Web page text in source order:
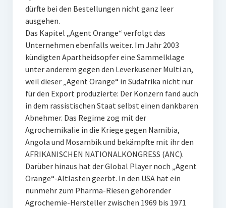
dürfte bei den Bestellungen nicht ganz leer
ausgehen.
Das Kapitel „Agent Orange“ verfolgt das
Unternehmen ebenfalls weiter. Im Jahr 2003
kündigten Apartheidsopfer eine Sammelklage
unter anderem gegen den Leverkusener Multi an,
weil dieser „Agent Orange“ in Südafrika nicht nur
für den Export produzierte: Der Konzern fand auch
in dem rassistischen Staat selbst einen dankbaren
Abnehmer. Das Regime zog mit der
Agrochemikalie in die Kriege gegen Namibia,
Angola und Mosambik und bekämpfte mit ihr den
AFRIKANISCHEN NATIONALKONGRESS (ANC).
Darüber hinaus hat der Global Player noch „Agent
Orange“-Altlasten geerbt. In den USA hat ein
nunmehr zum Pharma-Riesen gehörender
Agrochemie-Hersteller zwischen 1969 bis 1971